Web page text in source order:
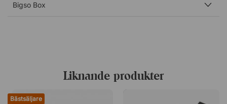
Bigso Box
Liknande produkter
Bästsäljare